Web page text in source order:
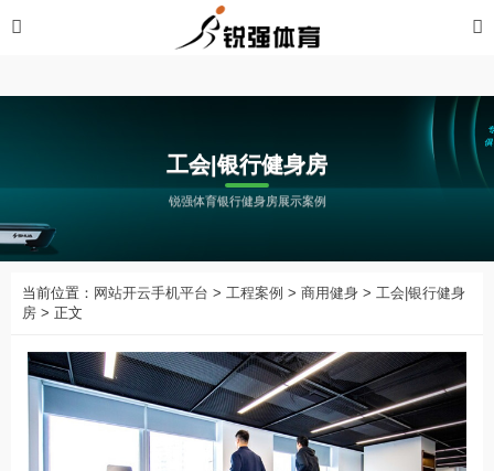
开云手机平台
工会|银行健身房
锐强体育银行健身房展示案例
当前位置： 网站开云手机平台 > 工程案例 > 商用健身 > 工会|银行健身
房 > 正文